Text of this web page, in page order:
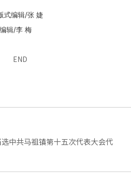
式编辑/张 婕
辑/李 梅
END
中共马祖镇第十五次代表大会代